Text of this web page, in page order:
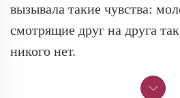
вызывала такие чувства:
смотрящие друг на друга
никого нет.